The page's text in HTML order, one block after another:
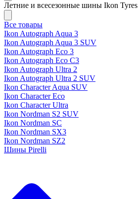
Летние и всесезонные шины Ikon Tyres
Все товары
Ikon Autograph Aqua 3
Ikon Autograph Aqua 3 SUV
Ikon Autograph Eco 3
Ikon Autograph Eco C3
Ikon Autograph Ultra 2
Ikon Autograph Ultra 2 SUV
Ikon Character Aqua SUV
Ikon Character Eco
Ikon Character Ultra
Ikon Nordman S2 SUV
Ikon Nordman SC
Ikon Nordman SX3
Ikon Nordman SZ2
Шины Pirelli